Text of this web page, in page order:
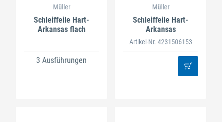
Müller
Schleiffeile Hart-
Arkansas flach
3 Ausführungen
Müller
Schleiffeile Hart-
Arkansas
Artikel-Nr. 4231506153